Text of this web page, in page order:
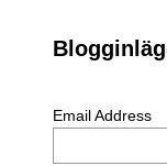
Email Address